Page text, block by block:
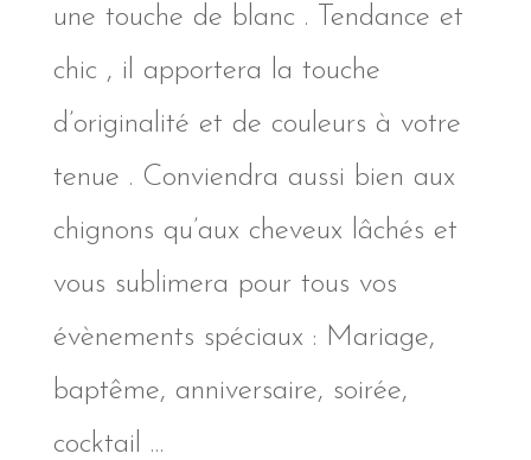
une touche de blanc . Tendance et
chic , il apportera la touche
d’originalité et de couleurs à votre
tenue . Conviendra aussi bien aux
chignons qu’aux cheveux lâchés et
vous sublimera pour tous vos
évènements spéciaux : Mariage,
baptême, anniversaire, soirée,
cocktail …